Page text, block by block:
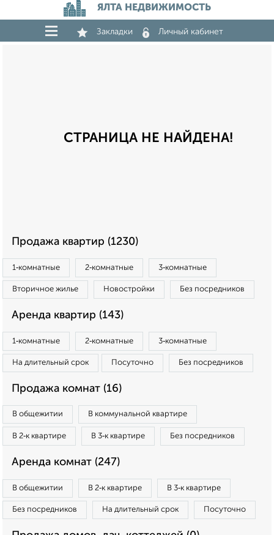
ЯЛТА НЕДВИЖИМОСТЬ
Закладки Личный кабинет
СТРАНИЦА НЕ НАЙДЕНА!
Продажа квартир (1230)
1‑комнатные 2‑комнатные 3‑комнатные
Вторичное жилье Новостройки Без посредников
Аренда квартир (143)
1‑комнатные 2‑комнатные 3‑комнатные
На длительный срок Посуточно Без посредников
Продажа комнат (16)
В общежитии В коммунальной квартире
В 2‑к квартире В 3‑к квартире Без посредников
Аренда комнат (247)
В общежитии В 2‑к квартире В 3‑к квартире
Без посредников На длительный срок Посуточно